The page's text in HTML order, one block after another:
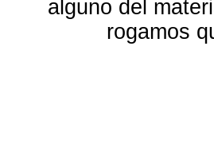
alguno del
rogamos